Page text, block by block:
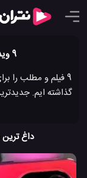
9 ویدیو از تست دوربین می 11 لایت
داغ ترین